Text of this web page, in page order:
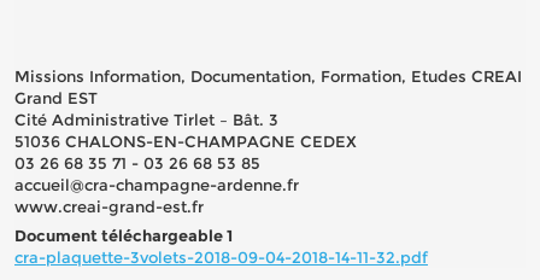
Missions Information, Documentation, Formation, Etudes CREAI
Grand EST
Cité Administrative Tirlet – Bât. 3
51036 CHALONS-EN-CHAMPAGNE CEDEX
03 26 68 35 71 - 03 26 68 53 85
accueil@cra-champagne-ardenne.fr
www.creai-grand-est.fr
Document téléchargeable 1
cra-plaquette-3volets-2018-09-04-2018-14-11-32.pdf